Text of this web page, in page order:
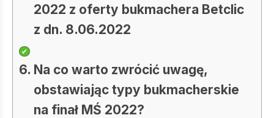
2022 z oferty bukmachera Betclic
z dn. 8.06.2022
Na co warto zwrócić uwagę,
obstawiając typy bukmacherskie
na finał MŚ 2022?